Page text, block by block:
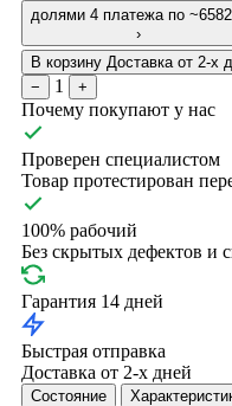
долями 4 платежа по
›
В корзину Доставка от 2-х
− 1 +
Почему покупают у нас
Проверен специалистом
Товар протестирован
100% рабочий
Без скрытых дефектов и
Гарантия 14 дней
Быстрая отправка
Доставка от 2-х дней
Состояние